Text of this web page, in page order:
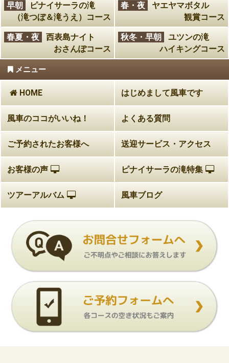
早朝
ピナイサーラの滝
（滝つぼ＆滝うえ）コース
春・夜
ヤエヤマボタル
観賞コース
春夏・夜
西表島ナイト
おさんぽコース
秋冬・早朝
ユツンの滝
ハイキングコース
メニュー
HOME はじめまして風車です
風車のココがいいね！ よくある質問
ご予約されたお客様へ 送迎サービス・アクセス
お客様の声 ピナイサーラの滝特集
ツアーアルバム 風車ブログ